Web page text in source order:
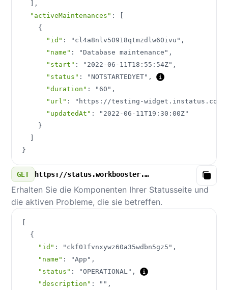
,
"activeMaintenances" :
{
"id" : "cl4a8nlv50918qtmzdlw60ivu" ,
"name" : "Database maintenance" ,
"start" : "2022-06-11T18:55:54Z" ,
"status" : "NOTSTARTEDYET" ,
"duration" : "60" ,
"url" :
"https://testing-widget.instatus.com/
"updatedAt" :
"2022-06-11T19:30:00Z"
}
}
GET https://status.workbooster.ch/v3/components.json
Copy
Erhalten Sie die Komponenten Ihrer Statusseite und
die aktiven Probleme, die sie betreffen.
{
"id" : "ckf01fvnxywz60a35wdbn5gz5" ,
"name" : "App" ,
"status" : "OPERATIONAL" ,
"description" : "" ,